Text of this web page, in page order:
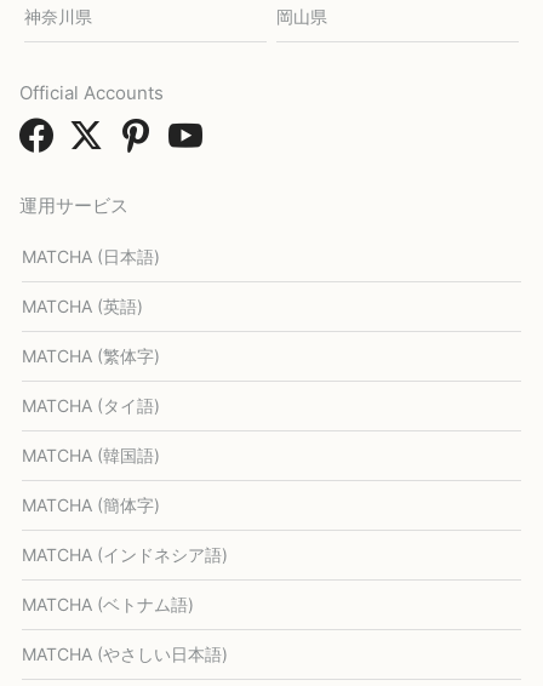
神奈川県 岡山県
運用サービス
MATCHA (日本語)
MATCHA (英語)
MATCHA (繁体字)
MATCHA (タイ語)
MATCHA (韓国語)
MATCHA (簡体字)
MATCHA (インドネシア語)
MATCHA (ベトナム語)
MATCHA (やさしい日本語)
Official Accounts